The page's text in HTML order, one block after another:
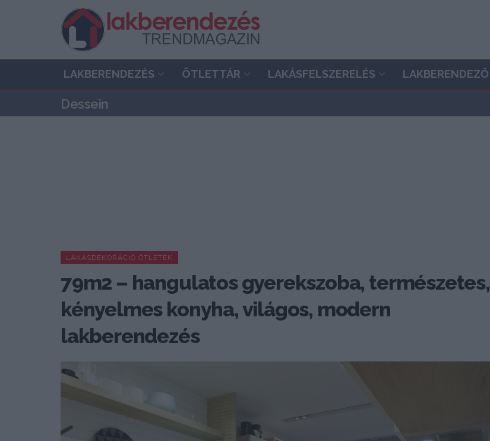
LAKBERENDEZÉS ÖTLETTÁR LAKÁSFELSZERELÉS LAKBERENDEZŐ
Dessein
LAKÁSDEKORÁCIÓ ÖTLETEK
79m2 – hangulatos gyerekszoba, természetes,
kényelmes konyha, világos, modern
lakberendezés